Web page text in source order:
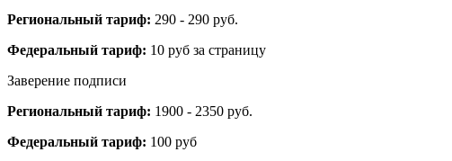
Региональный тариф: 290 - 290 руб.
Федеральный тариф: 10 руб за страницу
Заверение подписи
Региональный тариф: 1900 - 2350 руб.
Федеральный тариф: 100 руб